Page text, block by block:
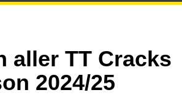
aller TT Cracks
2024/25